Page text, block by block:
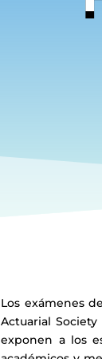
Los exámenes
Actuarial
exponen a los